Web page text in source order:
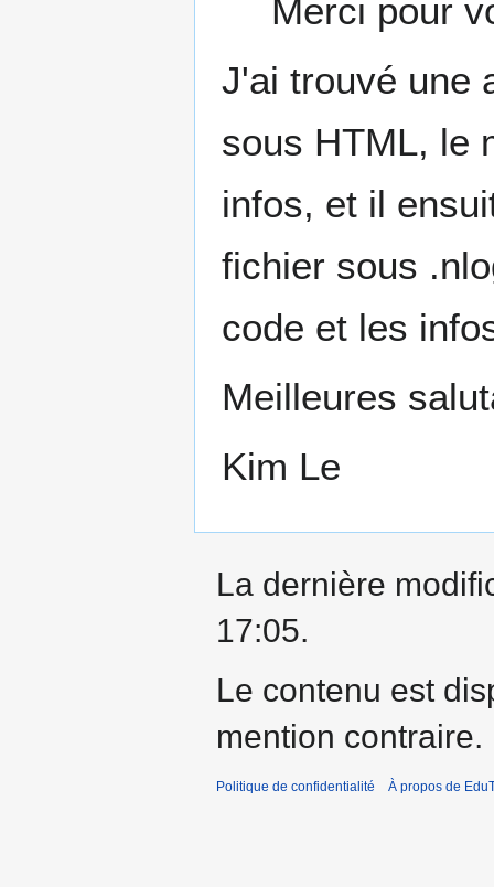
Merci pour
J'ai trouvé une
sous HTML, le
infos, et il
fichier sous
code et les
Meilleures
Kim Le
La dernière
17:05.
Le contenu est
mention contraire.
Politique de confidentialité À propos de